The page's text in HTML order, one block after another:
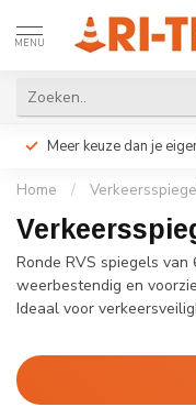
MENU
Meer keuze dan je
Home /
Ronde RVS spiegels van
weerbestendig en
Ideaal voor